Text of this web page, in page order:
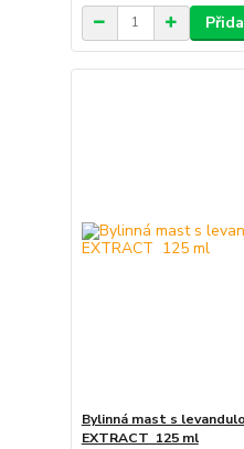
Bylinná mast s
EXTRACT 125 ml